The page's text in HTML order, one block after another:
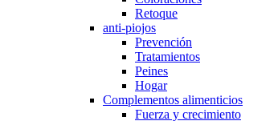
Retoque
anti-piojos
Prevención
Tratamientos
Peines
Hogar
Complementos alimenticios
Fuerza y crecimiento